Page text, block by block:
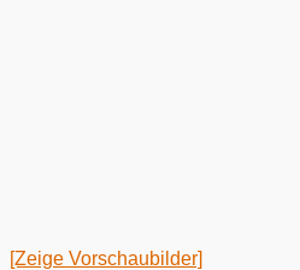
[Zeige Vorschaubilder]